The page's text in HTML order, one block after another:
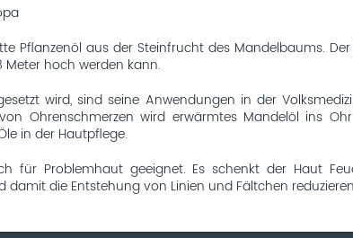
Pflanzenöl aus der Steinfrucht des Mandelbaums.
hoch werden kann.
wird, sind seine Anwendungen in der
Ohrenschmerzen wird erwärmtes Mandelöl ins
in der Hautpflege.
für Problemhaut geeignet. Es schenkt der Haut
die Entstehung von Linien und Fältchen